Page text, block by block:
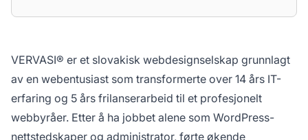
VERVASI® er et slovakisk webdesignselskap grunnlagt
av en webentusiast som transformerte over 14 års IT-
erfaring og 5 års frilanserarbeid til et profesjonelt
webbyråer. Etter å ha jobbet alene som WordPress-
nettstedskaper og administrator, førte økende